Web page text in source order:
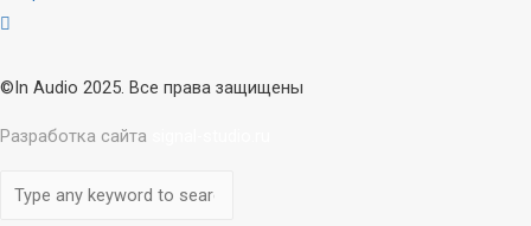
©In Audio 2025. Все права защищены
Разработка сайта
Прокрутка